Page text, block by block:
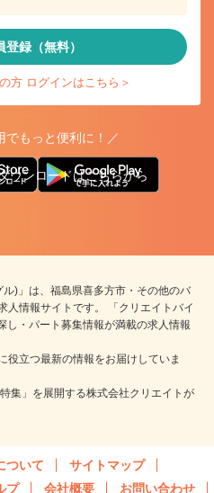
登録（無料）
方 ログインはこちら＞
でもっと便利に！／
ウンロードはこちらから
ル)」は、福島県喜多方市・その他のバ
人情報サイトです。 「クリエイトバイ
し・パート募集情報が満載の求人情報
役立つ最新の情報をお届けしていま
集」を展開する株式会社クリエイトが
ついて
サイトマップ
プ 会社概要 お問い合わせ